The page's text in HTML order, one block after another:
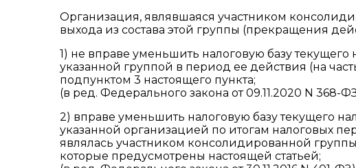
Организация, являвшаяся участником
выхода из состава этой группы (прекращения
1) не вправе уменьшить налоговую базу
указанной группой в период ее действия (на
подпунктом 3 настоящего пункта;
(в ред. Федерального закона от 09.11.2020 N 368-
2) вправе уменьшить налоговую базу текущего
указанной организацией по итогам налоговых
являлась участником консолидированной
которые предусмотрены настоящей статьей;